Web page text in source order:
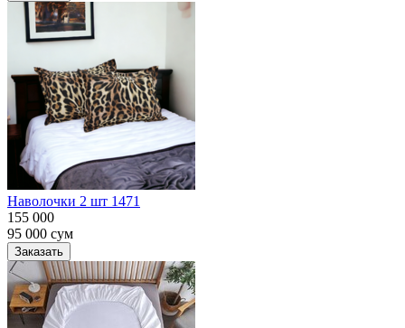
Наволочки 2 шт 1471
155 000
95 000 сум
Заказать